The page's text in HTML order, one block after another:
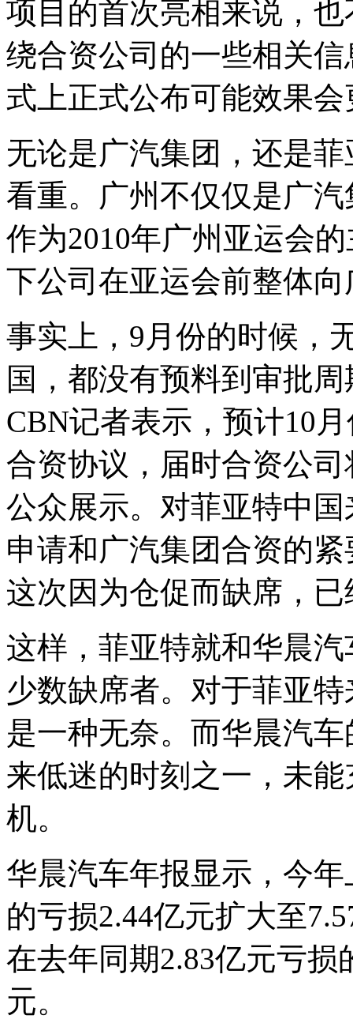
项目的首次亮相来说，
绕合资公司的一些相关
式上正式公布可能效果会
无论是广汽集团，还是
看重。广州不仅仅是广
作为2010年广州亚运会
下公司在亚运会前整体
事实上，9月份的时候，
国，都没有预料到审批
CBN记者表示，预计10
合资协议，届时合资公
公众展示。对菲亚特中
申请和广汽集团合资的
这次因为仓促而缺席，
这样，菲亚特就和华晨
少数缺席者。对于菲亚
是一种无奈。而华晨汽
来低迷的时刻之一，未
机。
华晨汽车年报显示，今
的亏损2.44亿元扩大至
在去年同期2.83亿元亏损
元。